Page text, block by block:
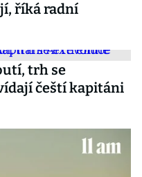
říká radní
trh se
čeští kapitáni